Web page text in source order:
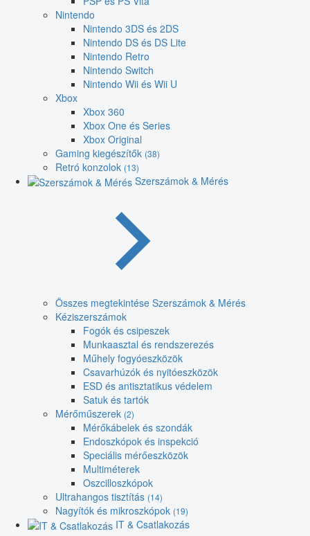
Nintendo
Nintendo 3DS és 2DS
Nintendo DS és DS Lite
Nintendo Retro
Nintendo Switch
Nintendo Wii és Wii U
Xbox
Xbox 360
Xbox One és Series
Xbox Original
Gaming kiegészítők (38)
Retró konzolok (13)
Szerszámok & Mérés
Összes megtekintése Szerszámok & Mérés
Kéziszerszámok
Fogók és csipeszek
Munkaasztal és rendszerezés
Műhely fogyóeszközök
Csavarhúzók és nyitóeszközök
ESD és antisztatikus védelem
Satuk és tartók
Mérőműszerek (2)
Mérőkábelek és szondák
Endoszkópok és inspekció
Speciális mérőeszközök
Multiméterek
Oszcilloszkópok
Ultrahangos tisztítás (14)
Nagyítók és mikroszkópok (19)
IT & Csatlakozás